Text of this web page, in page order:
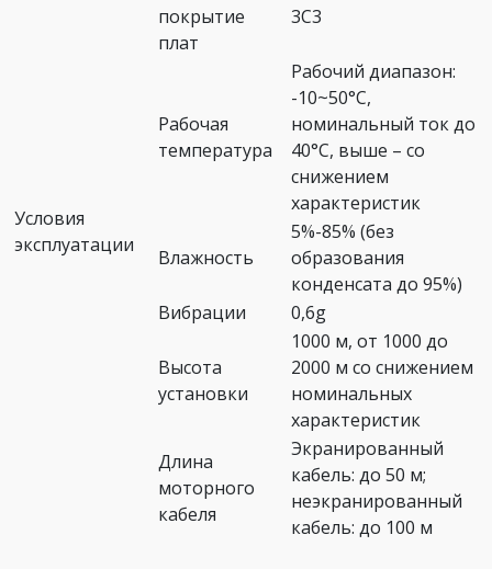
Условия
эксплуатации
покрытие
плат
3С3
Рабочая
температура
Рабочий диапазон:
-10~50°C,
номинальный ток до
40°C, выше – со
снижением
характеристик
Влажность
5%-85% (без
образования
конденсата до 95%)
Вибрации
0,6g
Высота
установки
1000 м, от 1000 до
2000 м со снижением
номинальных
характеристик
Длина
моторного
кабеля
Экранированный
кабель: до 50 м;
неэкранированный
кабель: до 100 м